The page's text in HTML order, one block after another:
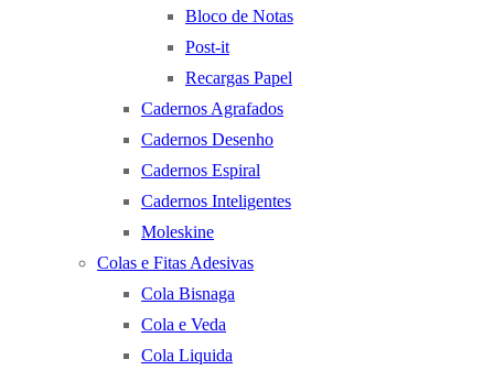
Bloco de Notas
Post-it
Recargas Papel
Cadernos Agrafados
Cadernos Desenho
Cadernos Espiral
Cadernos Inteligentes
Moleskine
Colas e Fitas Adesivas
Cola Bisnaga
Cola e Veda
Cola Liquida